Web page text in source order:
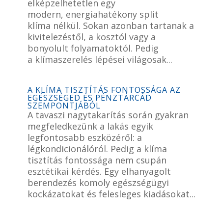
elképzelhetetlen egy
modern, energiahatékony split
klíma nélkül. Sokan azonban tartanak a
kivitelezéstől, a kosztól vagy a
bonyolult folyamatoktól. Pedig
a klímaszerelés lépései világosak...
A KLÍMA TISZTÍTÁS FONTOSSÁGA AZ
EGÉSZSÉGED ÉS PÉNZTÁRCÁD
SZEMPONTJÁBÓL
A tavaszi nagytakarítás során gyakran
megfeledkezünk a lakás egyik
legfontosabb eszközéről: a
légkondicionálóról. Pedig a klíma
tisztítás fontossága nem csupán
esztétikai kérdés. Egy elhanyagolt
berendezés komoly egészségügyi
kockázatokat és felesleges kiadásokat...